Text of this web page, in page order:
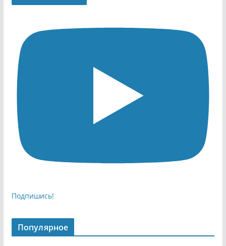
Подпишись!
Популярное